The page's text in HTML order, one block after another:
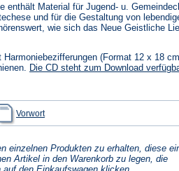
enthält Material für Jugend- u.
und für die Gestaltung von
wie sich das Neue Geistliche
(Format 12 x 18
Die CD steht zum Download
Vorwortin
einem
Tab)
einzelnen Produkten zu erhalten, diese
Artikel in den Warenkorb zu legen, die